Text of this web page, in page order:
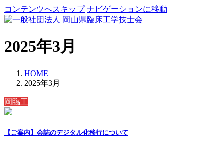
コンテンツへスキップ ナビゲーションに移動
2025年3月
HOME
2025年3月
岡臨工
【ご案内】会誌のデジタル化移行について